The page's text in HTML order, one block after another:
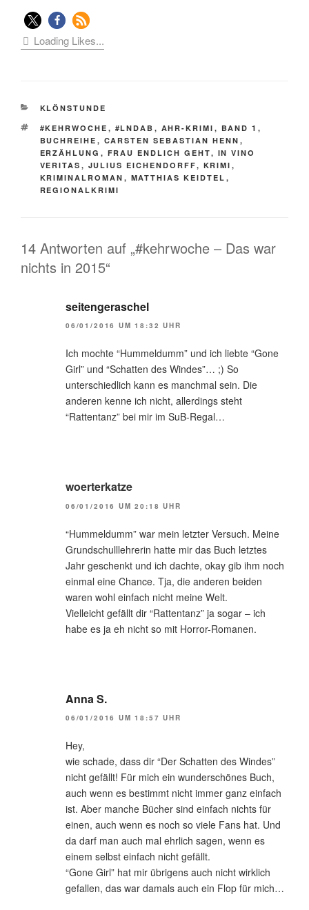
Loading Likes...
KATEGORIEN
KLÖNSTUNDE
SCHLAGWÖRTER
#KEHRWOCHE , #LNDAB , AHR-KRIMI , BAND 1 ,
BUCHREIHE , CARSTEN SEBASTIAN HENN ,
ERZÄHLUNG , FRAU ENDLICH GEHT, IN VINO
VERITAS , JULIUS EICHENDORFF, KRIMI ,
KRIMINALROMAN , MATTHIAS KEIDTEL ,
REGIONALKRIMI
14 Antworten auf „#kehrwoche – Das war
nichts in 2015“
seitengeraschel
06/01/2016 UM 18:32 UHR
Ich mochte “Hummeldumm” und ich liebte “Gone
Girl” und “Schatten des Windes”… ;) So
unterschiedlich kann es manchmal sein. Die
anderen kenne ich nicht, allerdings steht
“Rattentanz” bei mir im SuB-Regal…
woerterkatze
06/01/2016 UM 20:18 UHR
“Hummeldumm” war mein letzter Versuch. Meine
Grundschulllehrerin hatte mir das Buch letztes
Jahr geschenkt und ich dachte, okay gib ihm noch
einmal eine Chance. Tja, die anderen beiden
waren wohl einfach nicht meine Welt.
Vielleicht gefällt dir “Rattentanz” ja sogar – ich
habe es ja eh nicht so mit Horror-Romanen.
Anna S.
06/01/2016 UM 18:57 UHR
Hey,
wie schade, dass dir “Der Schatten des Windes”
nicht gefällt! Für mich ein wunderschönes Buch,
auch wenn es bestimmt nicht immer ganz einfach
ist. Aber manche Bücher sind einfach nichts für
einen, auch wenn es noch so viele Fans hat. Und
da darf man auch mal ehrlich sagen, wenn es
einem selbst einfach nicht gefällt.
“Gone Girl” hat mir übrigens auch nicht wirklich
gefallen, das war damals auch ein Flop für mich…